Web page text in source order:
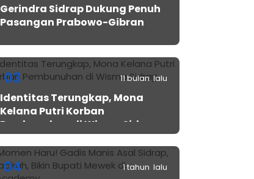
Gerindra Sidrap Dukung Penuh
Pasangan Prabowo-Gibran
03 11 bulan lalu
Identitas Terungkap, Mona
Kelana Putri Korban
Pembunuhan di Wisma Sidrap
04 1 tahun lalu